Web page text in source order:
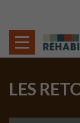
LES